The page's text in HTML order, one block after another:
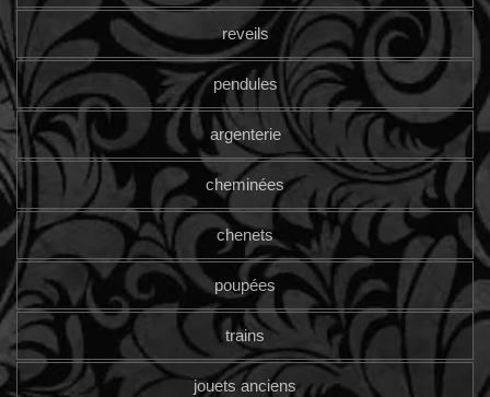
reveils
pendules
argenterie
cheminées
chenets
poupées
trains
jouets anciens